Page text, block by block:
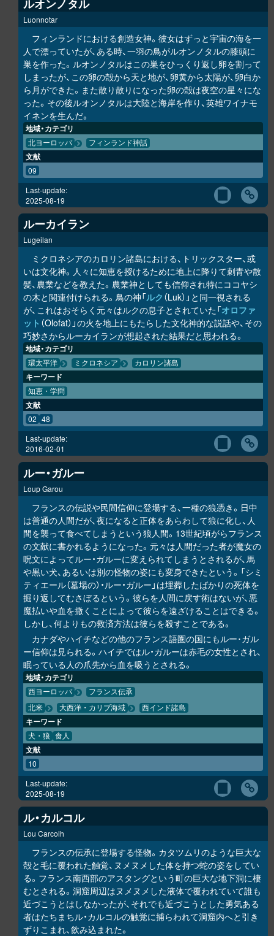
ルオンノタル
Luonnotar
フィンランドにおける創造女神。彼女はずっと宇宙の海を一
人で漂っていたが、ある時、一羽の鳥がルオンノタルの膝頭に
巣を作った。ルオンノタルはこの巣をひっくり返し卵を割って
しまったが、この卵の殻から天と地が、卵黄から太陽が、卵白か
ら月ができた。また散り散りになった卵の殻は夜空の星々にな
った。その後ルオンノタルは大陸と海岸を作り、英雄ワイナモ
イネンを生んだ。
地域・カテゴリ
北ヨーロッパ フィンランド神話
文献
09
Last-update:
2025-08-19
ルーカイラン
Lugeilan
ミクロネシアのカロリン諸島における、トリックスター、或
いは文化神。人々に知恵を授けるために地上に降りて刺青や散
髪、農業などを教えた。農業神としても信仰され特にココヤシ
の木と関連付けられる。鳥の神「ルク （Luk）」と同一視される
が、これはおそらく元々はルクの息子とされていた「オロファ
ット （Olofat）」の火を地上にもたらした文化神的な説話や、その
巧妙さからルーカイランが想起された結果だと思われる。
地域・カテゴリ
環太平洋 ミクロネシア カロリン諸島
キーワード
知恵・学問
文献
02 48
Last-update:
2016-02-01
ルー・ガルー
Loup Garou
フランスの伝説や民間信仰に登場する、一種の狼憑き。日中
は普通の人間だが、夜になると正体をあらわして狼に化し、人
間を襲って食べてしまうという狼人間。13世紀頃がらフランス
の文献に書かれるようになった。元々は人間だった者が魔女の
呪文によってルー・ガルーに変えられてしまうとされるが、馬
や黒い犬、あるいは別の怪物の姿にも変身できたという。「シミ
ティエール（墓場の）・ルー・ガルー」は埋葬したばかりの死体を
掘り返してむさぼるという。彼らを人間に戻す術はないが、悪
魔払いや血を撒くことによって彼らを遠ざけることはできる。
しかし、何よりもの救済方法は彼らを殺すことである。
カナダやハイチなどの他のフランス語圏の国にもルー･ガル
ー信仰は見られる。ハイチではル・ガルーは赤毛の女性とされ、
眠っている人の爪先から血を吸うとされる。
地域・カテゴリ
西ヨーロッパ
フランス伝承
北米
大西洋・カリブ海域 西インド諸島
キーワード
犬・狼 食人
文献
10
Last-update:
2025-08-19
ル・カルコル
Lou Carcolh
フランスの伝承に登場する怪物。カタツムリのような巨大な
殻と毛に覆われた触覚、ヌメヌメした体を持つ蛇の姿をしてい
る。フランス南西部のアスタングという町の巨大な地下洞に棲
むとされる。洞窟周辺はヌメヌメした液体で覆われていて誰も
近づこうとはしなかったが、それでも近づこうとした勇気ある
者はたちまちル・カルコルの触覚に捕らわれて洞窟内へと引き
ずりこまれ、飲み込まれた。